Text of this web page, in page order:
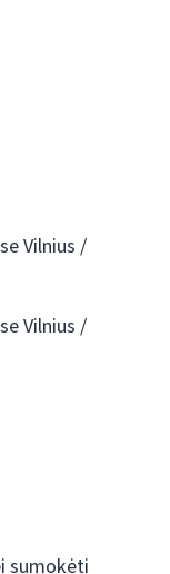
Vilnius /
Vilnius /
sumokėti